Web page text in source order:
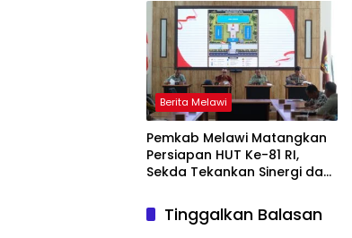
Berita Melawi
Pemkab Melawi Matangkan
Persiapan HUT Ke-81 RI,
Sekda Tekankan Sinergi dan
Tinggalkan Balasan